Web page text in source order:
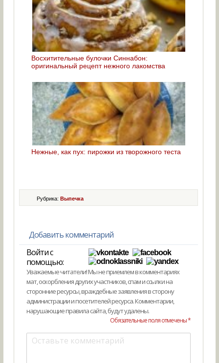
Восхитительные булочки Синнабон:
оригинальный рецепт нежного лакомства
Нежные, как пух: пирожки из творожного теста
Рубрика: Выпечка
Добавить комментарий
Войти с
помощью:
Уважаемые читатели! Мы не приемлем в комментариях
мат, оскорбления других участников, спам и ссылки на
сторонние ресурсы, враждебные заявления в сторону
администрации и посетителей ресурса. Комментарии,
нарушающие правила сайта, будут удалены.
Обязательные поля отмечены *